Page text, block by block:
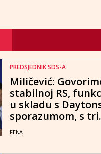
PREDSJEDNIK SDS-A
Miličević:
stabilnoj RS,
u skladu s
sporazumom, s tri
konstitutivna
FENA